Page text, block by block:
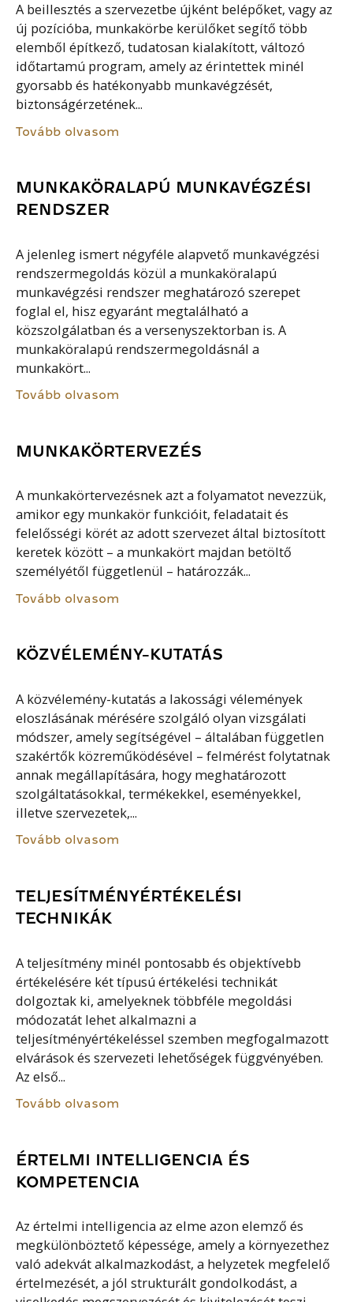
A beillesztés a szervezetbe újként belépőket, vagy az
új pozícióba, munkakörbe kerülőket segítő több
elemből építkező, tudatosan kialakított, változó
időtartamú program, amely az érintettek minél
gyorsabb és hatékonyabb munkavégzését,
biztonságérzetének...
Tovább olvasom
MUNKAKÖRALAPÚ MUNKAVÉGZÉSI
RENDSZER
A jelenleg ismert négyféle alapvető munkavégzési
rendszermegoldás közül a munkaköralapú
munkavégzési rendszer meghatározó szerepet
foglal el, hisz egyaránt megtalálható a
közszolgálatban és a versenyszektorban is. A
munkaköralapú rendszermegoldásnál a
munkakört...
Tovább olvasom
MUNKAKÖRTERVEZÉS
A munkakörtervezésnek azt a folyamatot nevezzük,
amikor egy munkakör funkcióit, feladatait és
felelősségi körét az adott szervezet által biztosított
keretek között – a munkakört majdan betöltő
személyétől függetlenül – határozzák...
Tovább olvasom
KÖZVÉLEMÉNY-KUTATÁS
A közvélemény-kutatás a lakossági vélemények
eloszlásának mérésére szolgáló olyan vizsgálati
módszer, amely segítségével – általában független
szakértők közreműködésével – felmérést folytatnak
annak megállapítására, hogy meghatározott
szolgáltatásokkal, termékekkel, eseményekkel,
illetve szervezetek,...
Tovább olvasom
TELJESÍTMÉNYÉRTÉKELÉSI
TECHNIKÁK
A teljesítmény minél pontosabb és objektívebb
értékelésére két típusú értékelési technikát
dolgoztak ki, amelyeknek többféle megoldási
módozatát lehet alkalmazni a
teljesítményértékeléssel szemben megfogalmazott
elvárások és szervezeti lehetőségek függvényében.
Az első...
Tovább olvasom
ÉRTELMI INTELLIGENCIA ÉS
KOMPETENCIA
Az értelmi intelligencia az elme azon elemző és
megkülönböztető képessége, amely a környezethez
való adekvát alkalmazkodást, a helyzetek megfelelő
értelmezését, a jól strukturált gondolkodást, a